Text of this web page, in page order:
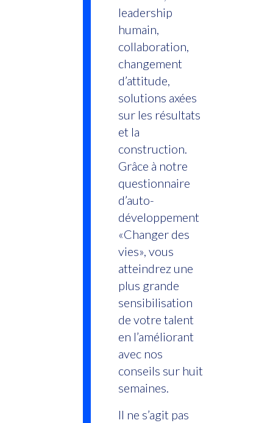
leadership
humain,
collaboration,
changement
d’attitude,
solutions axées
sur les résultats
et la
construction.
Grâce à notre
questionnaire
d’auto-
développement
«Changer des
vies», vous
atteindrez une
plus grande
sensibilisation
de votre talent
en l’améliorant
avec nos
conseils sur huit
semaines.
Il ne s’agit pas